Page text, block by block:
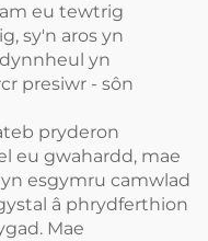
eu tewtrig
sy'n aros yn
yn
presiwr - sôn
pryderon
eu gwahardd, mae
esgymru camwlad
â phrydferthion
Mae